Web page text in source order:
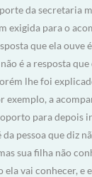
da secretaria
exigida para o
que ela ouve
é a resposta
lhe foi
exemplo, a
para depois
pessoa que diz
sua filha não
vai conhecer, e